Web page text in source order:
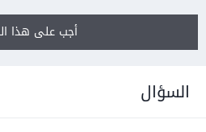
أجب على هذا
السؤال